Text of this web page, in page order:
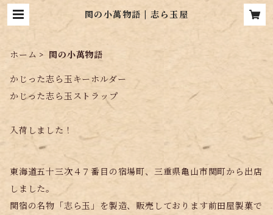
関の小萬物語 | 志ら玉屋
ホーム 関の小萬物語
かじった志ら玉キーホルダー
かじった志ら玉ストラップ
入荷しました！
東海道五十三次４７番目の宿場町、三重県亀山市関町から出店
しました。
関宿の名物「志ら玉」を製造、販売しております前田屋製菓で